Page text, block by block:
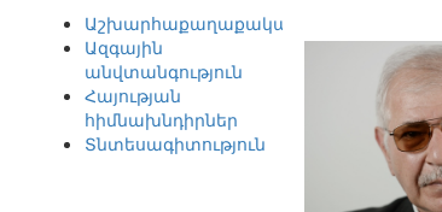
Աշխարհաքաղաքականություն
Ազգային
անվտանգություն
Հայության
հիմնախնդիրներ
Տնտեսագիտություն